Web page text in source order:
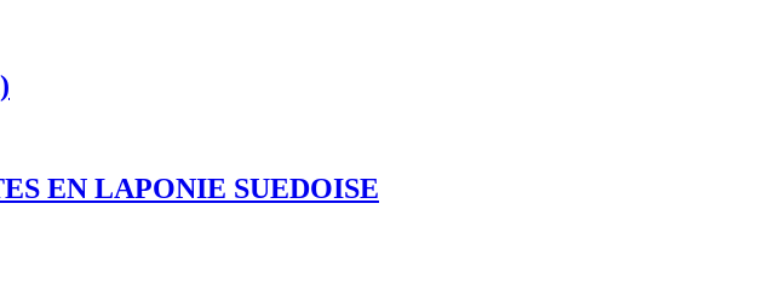
EN LAPONIE SUEDOISE